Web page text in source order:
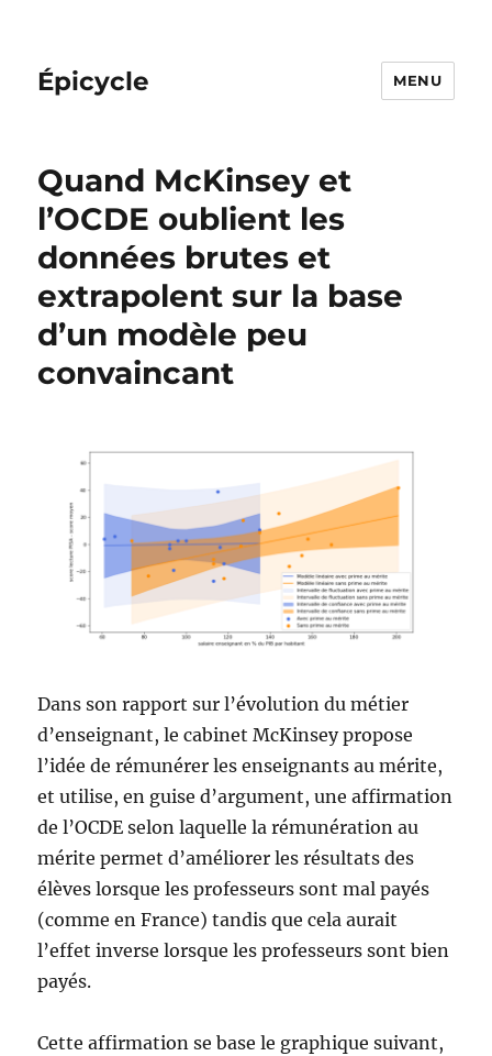
Épicycle MENU
Quand McKinsey et
l’OCDE oublient les
données brutes et
extrapolent sur la base
d’un modèle peu
convaincant
Dans son rapport sur l’évolution du métier
d’enseignant, le cabinet McKinsey propose
l’idée de rémunérer les enseignants au mérite,
et utilise, en guise d’argument, une affirmation
de l’OCDE selon laquelle la rémunération au
mérite permet d’améliorer les résultats des
élèves lorsque les professeurs sont mal payés
(comme en France) tandis que cela aurait
l’effet inverse lorsque les professeurs sont bien
payés.
Cette affirmation se base le graphique suivant,